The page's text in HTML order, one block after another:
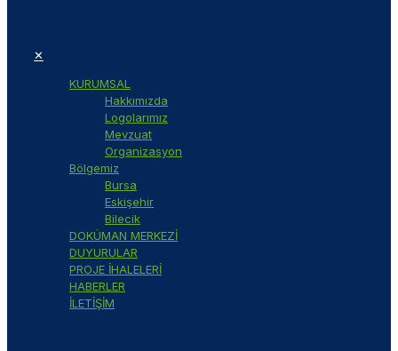
✕
KURUMSAL
Hakkımızda
Logolarımız
Mevzuat
Organizasyon
Bölgemiz
Bursa
Eskişehir
Bilecik
DOKÜMAN MERKEZİ
DUYURULAR
PROJE İHALELERİ
HABERLER
İLETİŞİM